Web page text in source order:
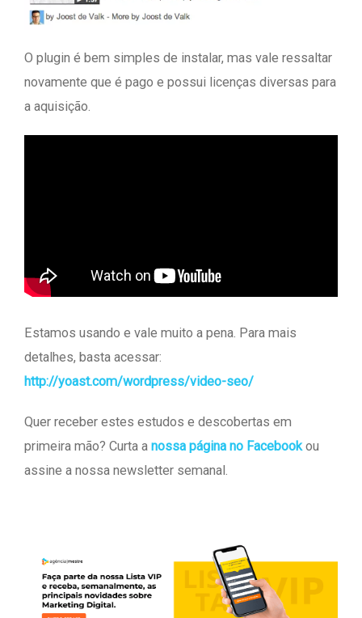
O plugin é bem simples de instalar, mas vale ressaltar
novamente que é pago e possui licenças diversas para
a aquisição.
Estamos usando e vale muito a pena. Para mais
detalhes, basta acessar:
http://yoast.com/wordpress/video-seo/
Quer receber estes estudos e descobertas em
primeira mão? Curta a nossa página no Facebookou
assine a nossa newsletter semanal.